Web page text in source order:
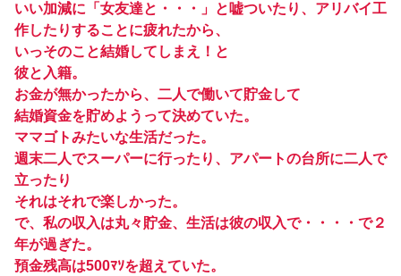
いい加減に「女友達と・・・」と嘘ついたり、アリバイ工
作したりすることに疲れたから、
いっそのこと結婚してしまえ！と
彼と入籍。
お金が無かったから、二人で働いて貯金して
結婚資金を貯めようって決めていた。
ママゴトみたいな生活だった。
週末二人でスーパーに行ったり、アパートの台所に二人で
立ったり
それはそれで楽しかった。
で、私の収入は丸々貯金、生活は彼の収入で・・・・で２
年が過ぎた。
預金残高は500ﾏｿを超えていた。